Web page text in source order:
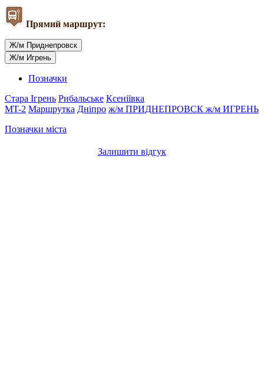
Прямий маршрут:
Ж/м Приднепровск
Ж/м Игрень
Позначки
Стара Ігрень Рибальське Ксеніївка
MT-2 Маршрутка Дніпро ж/м ПРИДНЕПРОВСК ж/м ИГРЕНЬ
Позначки міста
Залишити відгук